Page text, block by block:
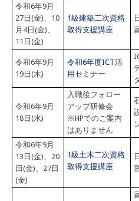
令和6年9月
27日(金)、10
月4日(金)、
11日(金)
1級建築二次資格
取得支援講座
令和6年9月
19日(木)
令和6年度ICT活
用セミナー
令和6年9月
18日(水)
入職後フォロー
アップ研修会
※HPでのご案内
はありません
令和6年9月
13日(金)、20
日(金)、27日
(金)
1級土木二次資格
取得支援講座